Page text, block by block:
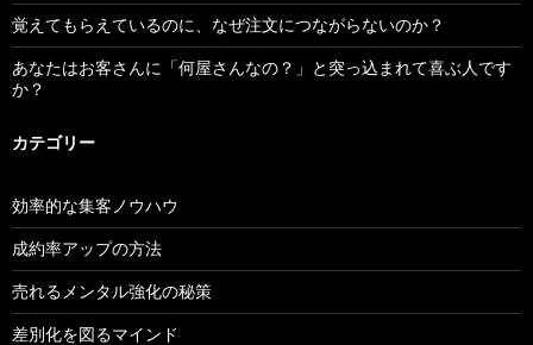
覚えてもらえているのに、なぜ注文につながらないのか？
あなたはお客さんに「何屋さんなの？」と突っ込まれて喜ぶ人です
か？
カテゴリー
効率的な集客ノウハウ
成約率アップの方法
売れるメンタル強化の秘策
差別化を図るマインド